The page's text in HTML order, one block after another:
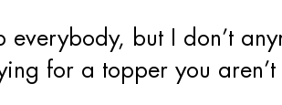
everybody, but I don’t
for a topper you